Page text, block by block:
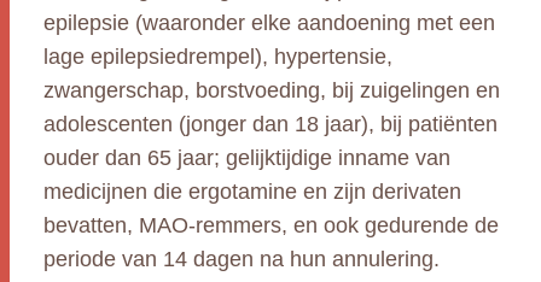
epilepsie (waaronder elke aandoening met een
lage epilepsiedrempel), hypertensie,
zwangerschap, borstvoeding, bij zuigelingen en
adolescenten (jonger dan 18 jaar), bij patiënten
ouder dan 65 jaar; gelijktijdige inname van
medicijnen die ergotamine en zijn derivaten
bevatten, MAO-remmers, en ook gedurende de
periode van 14 dagen na hun annulering.